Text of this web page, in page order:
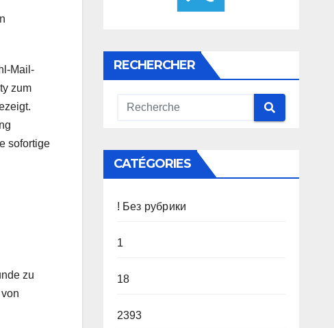
Mail-
zum
sofortige
zu
RECHERCHER
CATÉGORIES
! Без рубрики
1
18
2393